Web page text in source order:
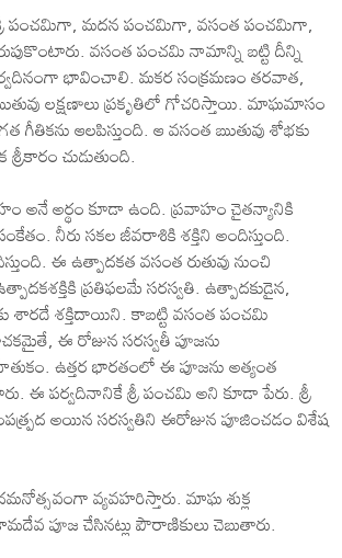
పంచమిగా, మదన పంచమిగా, వసంత పంచమిగా,
వసంత పంచమి నామాన్ని బట్టి దీన్ని
భావించాలి. మకర సంక్రమణం తరవాత,
లక్షణాలు ప్రకృతిలో గోచరిస్తాయి. మాఘమాసం
గీతికను ఆలపిస్తుంది. ఆ వసంత ఋతువు శోభకు
చుడుతుంది.
అనే అర్థం కూడా ఉంది. ప్రవాహం చైతన్యానికి
నీరు సకల జీవరాశికి శక్తిని అందిస్తుంది.
ఈ ఉత్పాదకత వసంత రుతువు నుంచి
ప్రతిఫలమే సరస్వతి. ఉత్పాదకుడైన,
శారదే శక్తిదాయిని. కాబట్టి వసంత పంచమి
ఈ రోజున సరస్వతీ పూజను
ఉత్తర భారతంలో ఈ పూజను అత్యంత
ఈ పర్వదినానికే శ్రీ పంచమి అని కూడా పేరు. శ్రీ
అయిన సరస్వతిని ఈరోజున పూజించడం విశేష
వ్యవహరిస్తారు. మాఘ శుక్ల
పూజ చేసినట్లు పౌరాణికులు చెబుతారు.